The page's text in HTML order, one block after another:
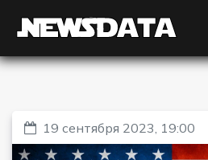
19 сентября 2023, 19:00